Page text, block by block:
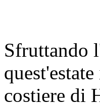
Sfruttando
costiere di